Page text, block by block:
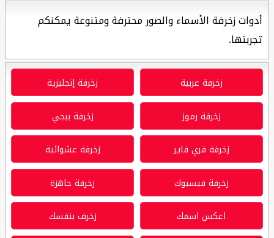
أدوات زخرفة الأسماء والصور محترفة ومتنوعة يمكنكم
تجربتها.
زخرفة عربية زخرفة إنجليزية
زخرفة رموز زخرفة ببجي
زخرفة فري فاير زخرفة عشوائية
زخرفة فيسبوك زخرفة جاهزة
اعكس اسمك زخرف بنفسك